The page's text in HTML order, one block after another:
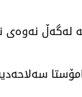
له‌گه‌ڵ نه‌وه‌ی